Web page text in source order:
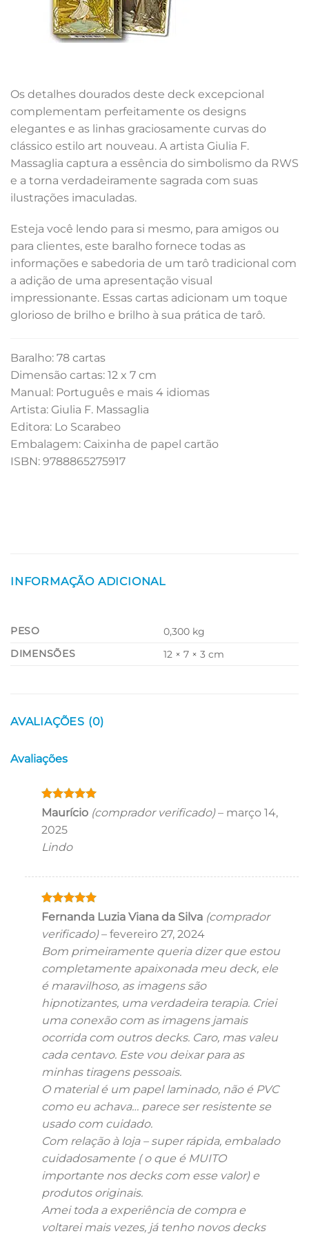
Os detalhes dourados deste deck excepcional
complementam perfeitamente os designs
elegantes e as linhas graciosamente curvas do
clássico estilo art nouveau. A artista Giulia F.
Massaglia captura a essência do simbolismo da RWS
e a torna verdadeiramente sagrada com suas
ilustrações imaculadas.
Esteja você lendo para si mesmo, para amigos ou
para clientes, este baralho fornece todas as
informações e sabedoria de um tarô tradicional com
a adição de uma apresentação visual
impressionante. Essas cartas adicionam um toque
glorioso de brilho e brilho à sua prática de tarô.
Baralho: 78 cartas
Dimensão cartas: 12 x 7 cm
Manual: Português e mais 4 idiomas
Artista: Giulia F. Massaglia
Editora: Lo Scarabeo
Embalagem: Caixinha de papel cartão
ISBN: 9788865275917
INFORMAÇÃO ADICIONAL
PESO
0,300 kg
DIMENSÕES
12 × 7 × 3 cm
AVALIAÇÕES (0)
Avaliações
Avaliação 5
Maurício (comprador verificado) – março 14,
2025
Lindo
Avaliação5
Fernanda Luzia Viana da Silva (comprador
verificado) – fevereiro 27, 2024
Bom primeiramente queria dizer que estou
completamente apaixonada meu deck, ele
é maravilhoso, as imagens são
hipnotizantes, uma verdadeira terapia. Criei
uma conexão com as imagens jamais
ocorrida com outros decks. Caro, mas valeu
cada centavo. Este vou deixar para as
minhas tiragens pessoais.
O material é um papel laminado, não é PVC
como eu achava… parece ser resistente se
usado com cuidado.
Com relação à loja – super rápida, embalado
cuidadosamente ( o que é MUITO
importante nos decks com esse valor) e
produtos originais.
Amei toda a experiência de compra e
voltarei mais vezes, já tenho novos decks